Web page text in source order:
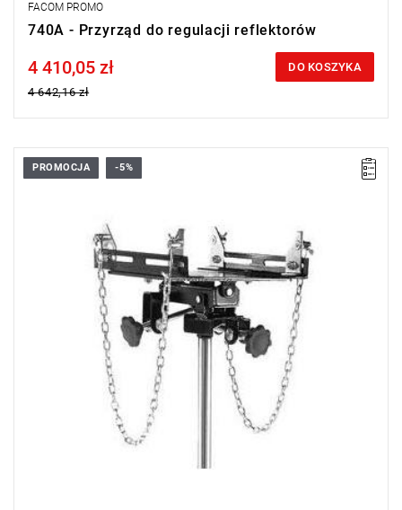
FACOM PROMO
740A - Przyrząd do regulacji reflektorów
Price tax included
4 410,05 zł
4 642,16 zł
DO KOSZYKA
• Kompatybilna z:
PROMOCJA -5%